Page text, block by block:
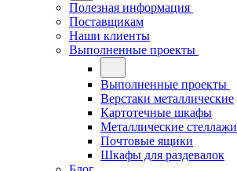
Полезная информация
Поставщикам
Наши клиенты
Выполненные проекты
Выполненные проекты
Верстаки металлические
Картотечные шкафы
Металлические стеллажи
Почтовые ящики
Шкафы для раздевалок